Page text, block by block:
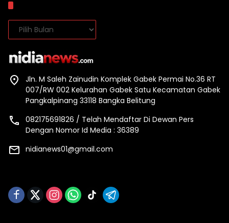
Arsip
Jln. M Saleh Zainudin Komplek Gabek Permai No.36 RT
007/RW 002 Kelurahan Gabek Satu Kecamatan Gabek
Pangkalpinang 33118 Bangka Belitung
082175691826 / Telah Mendaftar Di Dewan Pers
Dengan Nomor Id Media : 36389
nidianews01@gmail.com